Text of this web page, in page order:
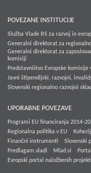
POVEZANE INSTITUCIJE
Služba Vlade RS za razvoj in
Generalni direktorat za
Generalni direktorat za
komisiji
Predstavništvo Evropske komisije
Javni štipendijski, razvojni,
Slovenski regionalno razvojni
UPORABNE POVEZAVE
Programi EU financiranja 2014-
Regionalna politika v EU
Finančni instrumenti
Slovenski
Predlagam.vladi
Mlad.si
Evropski portal naložbenih